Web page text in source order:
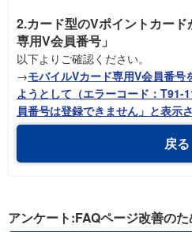
2.カード型のVポイントカー
専用V会員番号」
以下よりご確認ください。
→モバイルVカード専用V会員番
ようとして（エラーコード：T91-
員番号は登録できません」と表示
戻る
アンケート:FAQページ改善の